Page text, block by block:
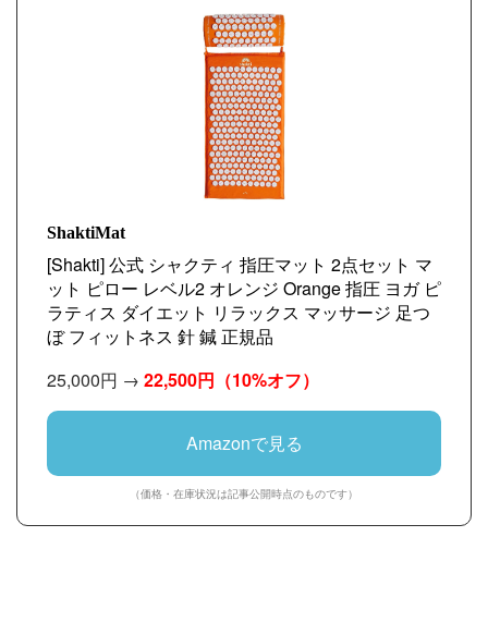
ShaktiMat
[Shakti] 公式 シャクティ 指圧マット 2点セット マ
ット ピロー レベル2 オレンジ Orange 指圧 ヨガ ピ
ラティス ダイエット リラックス マッサージ 足つ
ぼ フィットネス 針 鍼 正規品
25,000円 → 22,500円 （10%オフ）
Amazonで見る
（価格・在庫状況は記事公開時点のものです）